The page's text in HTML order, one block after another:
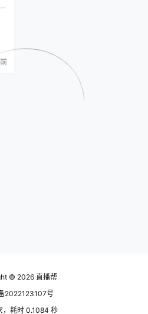
© 2026 直播帮
2022123107号
，耗时 0.1084 秒